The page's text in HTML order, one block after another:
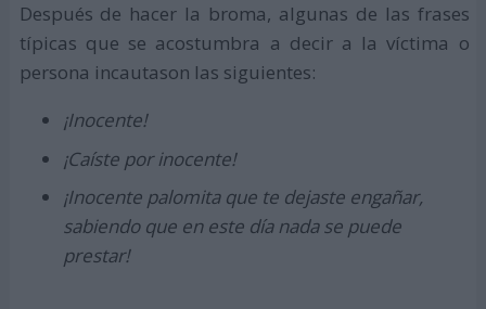
Después de hacer la broma, algunas de las frases
típicas que se acostumbra a decir a la víctima o
persona incautason las siguientes:
¡Inocente!
¡Caíste por inocente!
¡Inocente palomita que te dejaste engañar,
sabiendo que en este día nada se puede
prestar!